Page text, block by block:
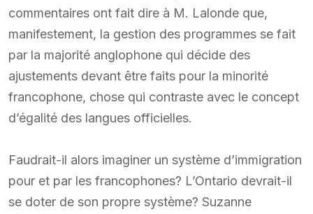
commentaires ont fait dire à M. Lalonde que,
manifestement, la gestion des programmes se fait
par la majorité anglophone qui décide des
ajustements devant être faits pour la minorité
francophone, chose qui contraste avec le concept
d’égalité des langues officielles.
Faudrait-il alors imaginer un système d’immigration
pour et par les francophones? L’Ontario devrait-il
se doter de son propre système? Suzanne